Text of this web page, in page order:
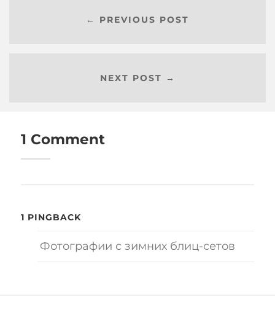
← PREVIOUS POST
NEXT POST →
1 Comment
1 PINGBACK
Фотографии с зимних блиц-сетов